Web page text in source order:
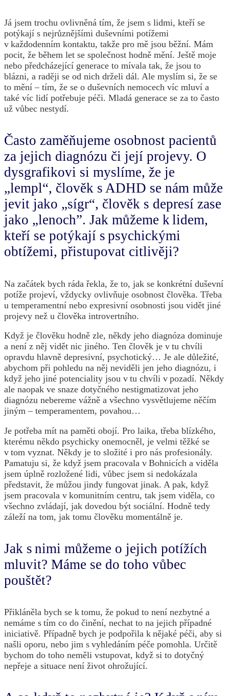
Já jsem trochu ovlivněná tím, že jsem s lidmi, kteří se
potýkají s nejrůznějšími duševními potížemi
v každodenním kontaktu, takže pro mě jsou běžní. Mám
pocit, že během let se společnost hodně mění. Ještě moje
nebo předcházející generace to mívala tak, že jsou to
blázni, a raději se od nich drželi dál. Ale myslím si, že se
to mění – tím, že se o duševních nemocech víc mluví a
také víc lidí potřebuje péči. Mladá generace se za to často
už vůbec nestydí.
Často zaměňujeme osobnost pacientů
za jejich diagnózu či její projevy. O
dysgrafikovi si myslíme, že je
„lempl“, člověk s ADHD se nám může
jevit jako „sígr“, člověk s depresí zase
jako „lenoch”. Jak můžeme k lidem,
kteří se potýkají s psychickými
obtížemi, přistupovat citlivěji?
Na začátek bych ráda řekla, že to, jak se konkrétní duševní
potíže projeví, vždycky ovlivňuje osobnost člověka. Třeba
u temperamentní nebo expresivní osobnosti jsou vidět jiné
projevy než u člověka introvertního.
Když je člověku hodně zle, někdy jeho diagnóza dominuje
a není z něj vidět nic jiného. Ten člověk je v tu chvíli
opravdu hlavně depresivní, psychotický… Je ale důležité,
abychom při pohledu na něj neviděli jen jeho diagnózu, i
když jeho jiné potenciality jsou v tu chvíli v pozadí. Někdy
ale naopak ve snaze dotyčného nestigmatizovat jeho
diagnózu nebereme vážně a všechno vysvětlujeme něčím
jiným – temperamentem, povahou…
Je potřeba mít na paměti obojí. Pro laika, třeba blízkého,
kterému někdo psychicky onemocněl, je velmi těžké se
v tom vyznat. Někdy je to složité i pro nás profesionály.
Pamatuju si, že když jsem pracovala v Bohnicích a viděla
jsem úplně rozložené lidi, vůbec jsem si nedokázala
představit, že můžou jindy fungovat jinak. A pak, když
jsem pracovala v komunitním centru, tak jsem viděla, co
všechno zvládají, jak dovedou být sociální. Hodně tedy
záleží na tom, jak tomu člověku momentálně je.
Jak s nimi můžeme o jejich potížích
mluvit? Máme se do toho vůbec
pouštět?
Přikláněla bych se k tomu, že pokud to není nezbytné a
nemáme s tím co do činění, nechat to na jejich případné
iniciativě. Případně bych je podpořila k nějaké péči, aby si
našli oporu, nebo jim s vyhledáním péče pomohla. Určitě
bychom do toho neměli vstupovat, když si to dotyčný
nepřeje a situace není život ohrožující.